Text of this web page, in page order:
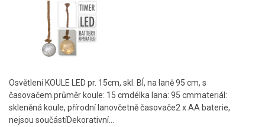
Osvětlení KOULE LED pr. 15cm, skl. BÍ, na laně 95 cm, s
časovačem.průměr koule: 15 cmdélka lana: 95 cmmateriál:
skleněná koule, přírodní lanovčetně časovače2 x AA baterie,
nejsou součástíDekorativní...